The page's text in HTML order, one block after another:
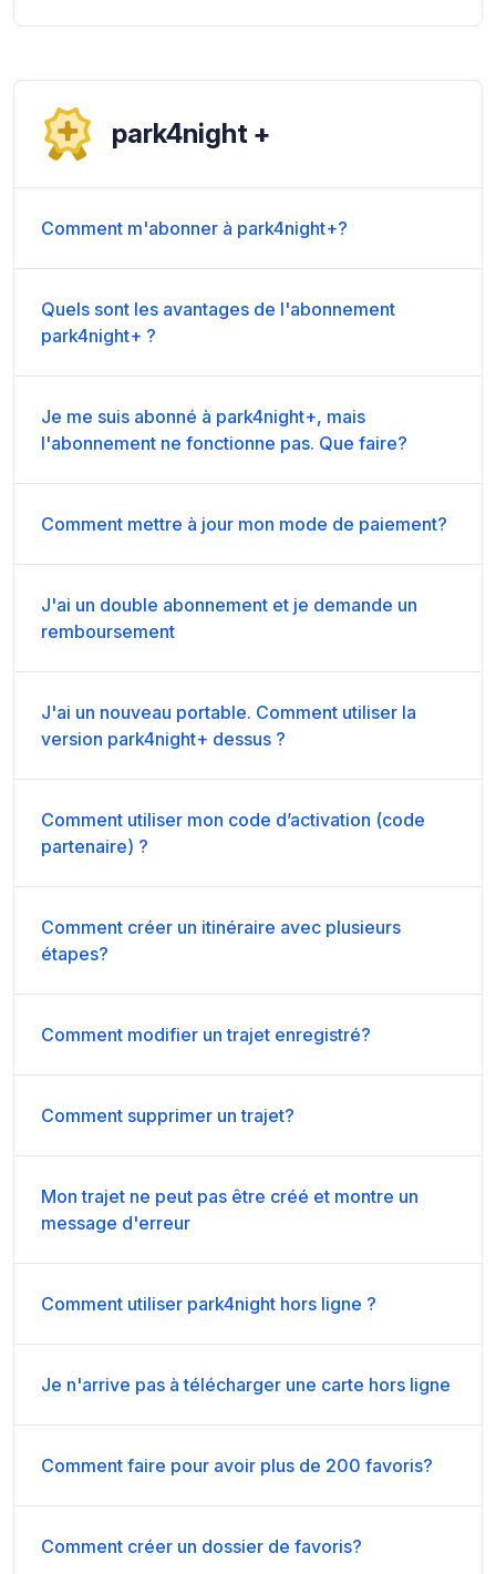
park4night +
Comment m'abonner à park4night+?
Quels sont les avantages de l'abonnement
park4night+ ?
Je me suis abonné à park4night+, mais
l'abonnement ne fonctionne pas. Que faire?
Comment mettre à jour mon mode de paiement?
J'ai un double abonnement et je demande un
remboursement
J'ai un nouveau portable. Comment utiliser la
version park4night+ dessus ?
Comment utiliser mon code d’activation (code
partenaire) ?
Comment créer un itinéraire avec plusieurs
étapes?
Comment modifier un trajet enregistré?
Comment supprimer un trajet?
Mon trajet ne peut pas être créé et montre un
message d'erreur
Comment utiliser park4night hors ligne ?
Je n'arrive pas à télécharger une carte hors ligne
Comment faire pour avoir plus de 200 favoris?
Comment créer un dossier de favoris?